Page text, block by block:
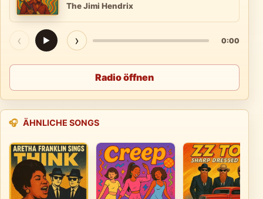
The Jimi Hendrix
‹ ▶ › 0:00
Radio öffnen
🎧 ÄHNLICHE SONGS